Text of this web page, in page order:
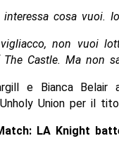
interessa cosa vuoi.
non vuoi
The Castle. Ma non
e Bianca Belair
Union per il
LA Knight